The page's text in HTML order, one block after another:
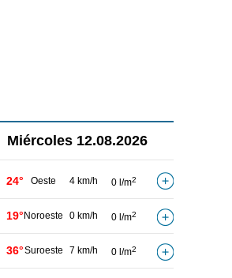
Miércoles 12.08.2026
24° Oeste 4 km/h 0 l/m2
19° Noroeste 0 km/h 0 l/m2
36°Suroeste 7 km/h 0 l/m2